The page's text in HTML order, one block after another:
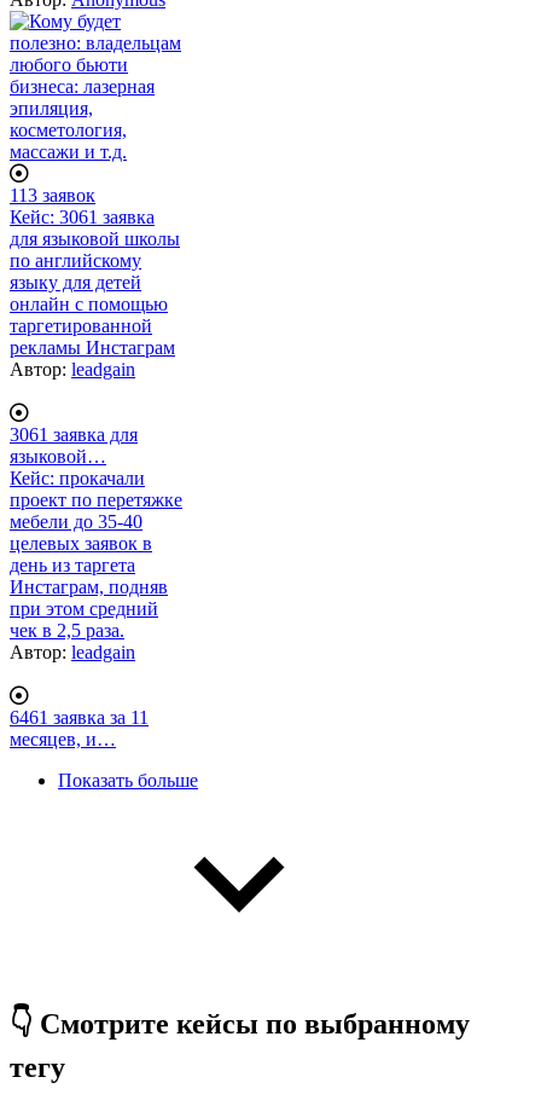
113 заявок
Кейс: 3061 заявка
для языковой школы
по английскому
языку для детей
онлайн с помощью
таргетированной
рекламы Инстаграм
Автор: leadgain
3061 заявка для
языковой…
Кейс: прокачали
проект по перетяжке
мебели до 35-40
целевых заявок в
день из таргета
Инстаграм, подняв
при этом средний
чек в 2,5 раза.
Автор: leadgain
6461 заявка за 11
месяцев, и…
Нумерация
Показать больше
👇 Смотрите кейсы по выбранному
тегу